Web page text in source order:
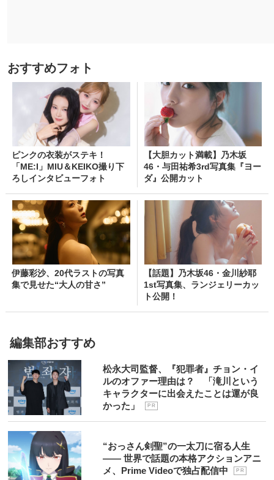
おすすめフォト
ピンクの衣装がステキ！
「ME:I」MIU＆KEIKO撮り下
ろしインタビューフォト
【大胆カット満載】乃木坂
46・与田祐希3rd写真集『ヨー
ダ』公開カット
伊藤彩沙、20代ラストの写真
集で見せた“大人の甘さ”
【話題】乃木坂46・金川紗耶
1st写真集、ランジェリーカッ
ト公開！
編集部おすすめ
松永大司監督、『犯罪者』チョン・イ
ルのオファー理由は？ 「滝川という
キャラクターに出会えたことは運が良
かった」
P R
“おっさん剣聖”の一太刀に宿る人生
―― 世界で話題の本格アクションアニ
メ、Prime Videoで独占配信中
P R